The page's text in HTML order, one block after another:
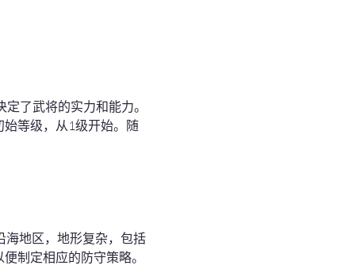
了武将的实力和能力。
等级，从1级开始。随
海地区，地形复杂，包括
制定相应的防守策略。